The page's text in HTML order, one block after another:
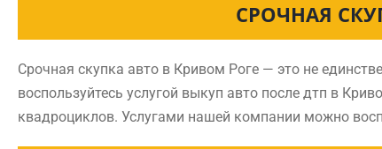
СРОЧНАЯ
Срочная скупка авто в Кривом Роге — это не
воспользуйтесь услугой выкуп авто после дтп в
квадроциклов. Услугами нашей компании можно